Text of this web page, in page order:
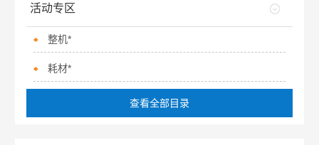
活动专区
整机*
耗材*
查看全部目录